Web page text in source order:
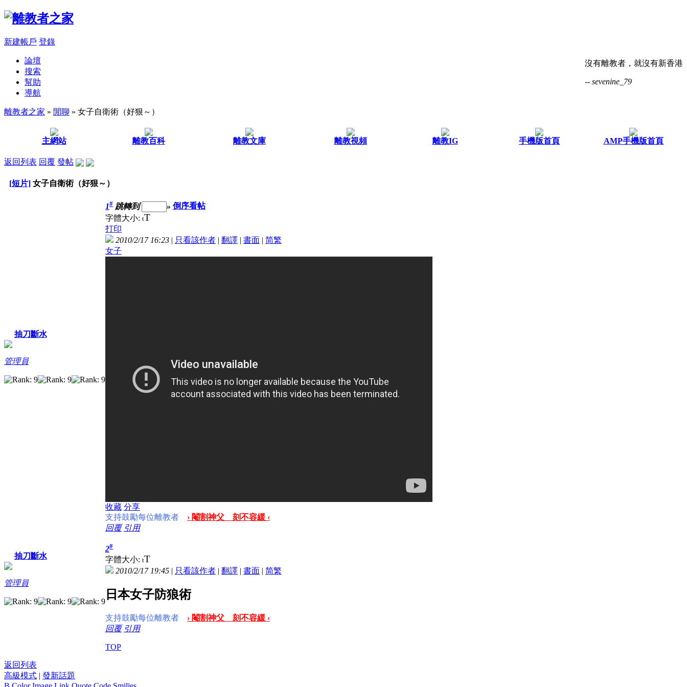
新建帳戶 登錄
沒有離教者，就沒有新香港
-- sevenine_79
論壇
搜索
幫助
導航
離教者之家 » 閒聊 » 女子自衛術（好狠～）
主網站 離教百科 離教文庫 離教視頻 離教IG 手機版首頁 AMP手機版首頁
返回列表 回覆 發帖
[短片] 女子自衛術（好狠～）
抽刀斷水
管理員
1# 跳轉到 » 倒序看帖
字體大小: tT
打印
2010/2/17 16:23 | 只看該作者 | 翻譯 | 書面 | 简繁
女子
收藏 分享
支持鼓勵每位離教者
› 閹割神父 刻不容緩 ‹
回覆 引用
抽刀斷水
管理員
2#
字體大小: tT
2010/2/17 19:45 | 只看該作者 | 翻譯 | 書面 | 简繁
日本女子防狼術
支持鼓勵每位離教者
› 閹割神父 刻不容緩 ‹
回覆 引用
TOP
返回列表
高級模式 | 發新話題